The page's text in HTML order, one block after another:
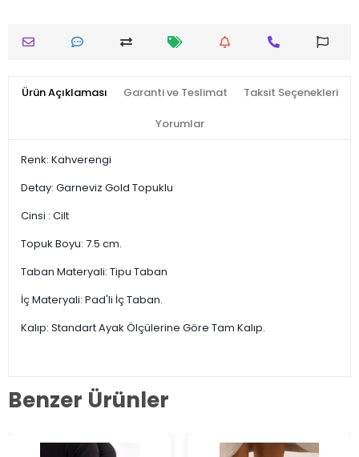
Ürün Açıklaması Garanti ve Teslimat Taksit Seçenekleri
Yorumlar
Renk: Kahverengi
Detay: Garneviz Gold Topuklu
Cinsi : Cilt
Topuk Boyu: 7.5 cm.
Taban Materyali: Tipu Taban
İç Materyali: Pad'li İç Taban.
Kalıp: Standart Ayak Ölçülerine Göre Tam Kalıp.
Benzer Ürünler